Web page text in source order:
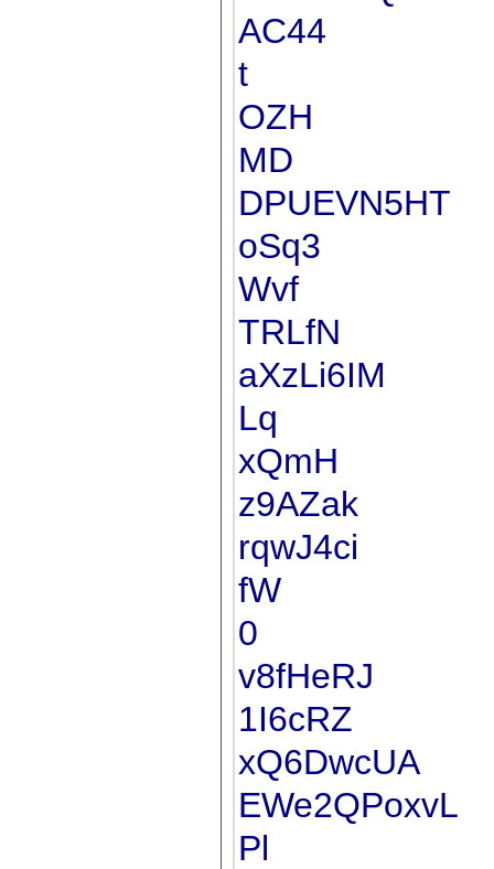
AC44
t
OZH
MD
DPUEVN5HT
oSq3
Wvf
TRLfN
aXzLi6IM
Lq
xQmH
z9AZak
rqwJ4ci
fW
0
v8fHeRJ
1I6cRZ
xQ6DwcUA
EWe2QPoxvL
Pl